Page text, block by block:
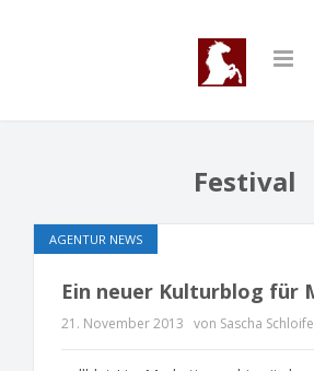
Festival
AGENTUR NEWS
Ein neuer Kulturblog für
21. November 2013 von Sascha